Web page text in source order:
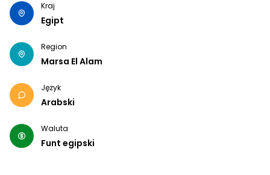
Kraj
Egipt
Region
Marsa El Alam
Język
Arabski
Waluta
Funt egipski